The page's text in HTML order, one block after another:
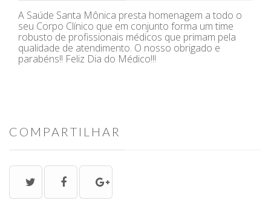
A Saúde Santa Mônica presta homenagem a todo o
seu Corpo Clínico que em conjunto forma um time
robusto de profissionais médicos que primam pela
qualidade de atendimento. O nosso obrigado e
parabéns!! Feliz Dia do Médico!!!
COMPARTILHAR